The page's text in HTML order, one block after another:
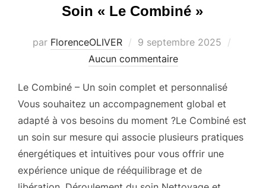
Soin « Le Combiné »
par FlorenceOLIVER
Publié
le
9 septembre 2025
Aucun commentaire
Le Combiné – Un soin complet et personnalisé
Vous souhaitez un accompagnement global et
adapté à vos besoins du moment ?Le Combiné est
un soin sur mesure qui associe plusieurs pratiques
énergétiques et intuitives pour vous offrir une
expérience unique de rééquilibrage et de